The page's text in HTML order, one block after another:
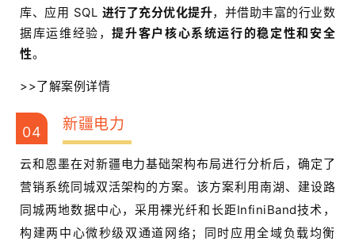
库、应用 SQL 进行了充分优化提升，并借助丰富的行业数
据库运维经验，提升客户核心系统运行的稳定性和安全
性。
>>了解案例详情
04 新疆电力
云和恩墨在对新疆电力基础架构布局进行分析后，确定了
营销系统同城双活架构的方案。该方案利用南湖、建设路
同城两地数据中心，采用裸光纤和长距InfiniBand技术，
构建两中心微秒级双通道网络；同时应用全域负载均衡